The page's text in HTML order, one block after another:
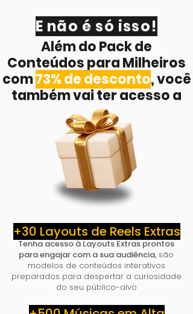
E não é só isso!
Além do Pack de
Conteúdos para Milheiros
com73% de desconto, você
também vai ter acesso a
+30 Layouts de Reels Extras
Tenha acesso à Layouts Extras prontos
para engajar com a sua audiência, são
modelos de conteúdos interativos
preparados para despertar a curiosidade
do seu público-alvo